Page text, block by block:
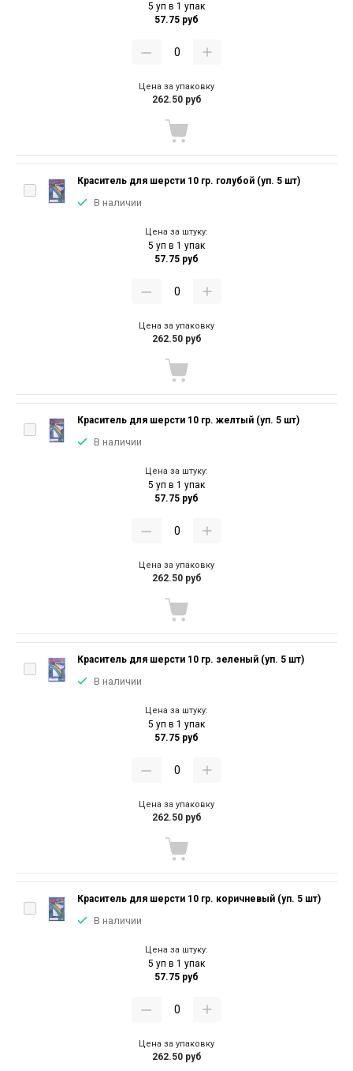
5 уп в 1 упак
57.75 руб
Цена за упаковку
262.50 руб
Краситель для шерсти 10 гр. голубой (уп. 5 шт)
В наличии
Цена за штуку:
5 уп в 1 упак
57.75 руб
Цена за упаковку
262.50 руб
Краситель для шерсти 10 гр. желтый (уп. 5 шт)
В наличии
Цена за штуку:
5 уп в 1 упак
57.75 руб
Цена за упаковку
262.50 руб
Краситель для шерсти 10 гр. зеленый (уп. 5 шт)
В наличии
Цена за штуку:
5 уп в 1 упак
57.75 руб
Цена за упаковку
262.50 руб
Краситель для шерсти 10 гр. коричневый (уп. 5 шт)
В наличии
Цена за штуку:
5 уп в 1 упак
57.75 руб
Цена за упаковку
262.50 руб